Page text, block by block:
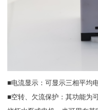
■电流显示：可显示三相平均
■空转、欠流保护：其功能为